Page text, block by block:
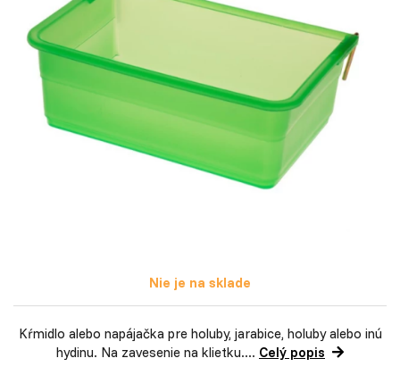
Nie je na sklade
Kŕmidlo alebo napájačka pre holuby, jarabice, holuby alebo inú
hydinu. Na zavesenie na klietku.... Celý popis